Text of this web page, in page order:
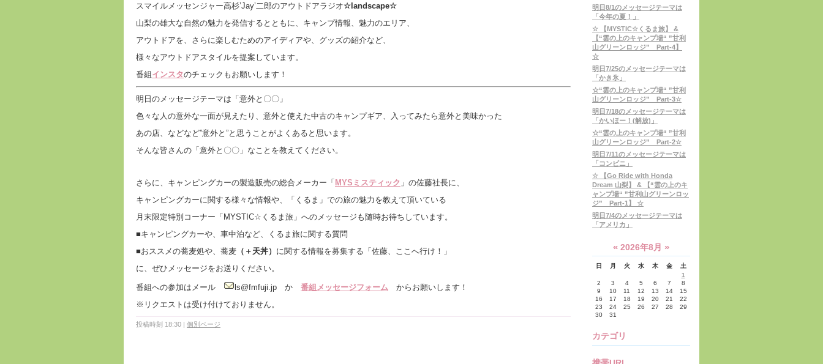
スマイルメッセンジャー高杉’Jay’二郎のアウトドアラジオ☆landscape☆
山梨の雄大な自然の魅力を発信するとともに、キャンプ情報、魅力のエリア、
アウトドアを、さらに楽しむためのアイディアや、グッズの紹介など、
様々なアウトドアスタイルを提案しています。
番組 インスタのチェックもお願いします！
明日のメッセージテーマは「意外と〇〇」
色々な人の意外な一面が見えたり、意外と使えた中古のキャンプギア、入ってみたら意外と美味かった
あの店、などなど”意外と”と思うことがよくあると思います。
そんな皆さんの「意外と〇〇」なことを教えてください。
さらに、キャンピングカーの製造販売の総合メーカー「 MYSミスティック 」の佐藤社長に、
キャンピングカーに関する様々な情報や、「くるま」での旅の魅力を教えて頂いている
月末限定特別コーナー「MYSTIC☆くるま旅」へのメッセージも随時お待ちしています。
■キャンピングカーや、車中泊など、くるま旅に関する質問
■おススメの蕎麦処や、蕎麦 （＋天丼） に関する情報を募集する「佐藤、ここへ行け！」
に、ぜひメッセージをお送りください。
番組への参加はメール ls@fmfuji.jp か 番組メッセージフォーム からお願いします！
※リクエストは受け付けておりません。
投稿時刻 18:30 | 個別ページ
明日8/1のメッセージテーマは
「今年の夏！」
☆ 【MYSTIC☆くるま旅】 &
【“雲の上のキャンプ場“ ”甘利
山グリーンロッジ” Part-4】
☆
明日7/25のメッセージテーマは
「かき氷」
☆“雲の上のキャンプ場“ ”甘利
山グリーンロッジ” Part-3☆
明日7/18のメッセージテーマは
「かいほー！(解放)」
☆“雲の上のキャンプ場“ ”甘利
山グリーンロッジ” Part-2☆
明日7/11のメッセージテーマは
「コンビニ」
☆ 【Go Ride with Honda
Dream 山梨】 & 【“雲の上のキ
ャンプ場“ ”甘利山グリーンロッ
ジ” Part-1】 ☆
明日7/4のメッセージテーマは
「アメリカ」
« 2026年8月 »
日 月 火 水 木 金
土
1
2
3 4 5 6 7
8
9
10 11 12 13 14
15
16
17 18 19 20 21
22
23
24 25 26 27 28
29
30
31
カテゴリ